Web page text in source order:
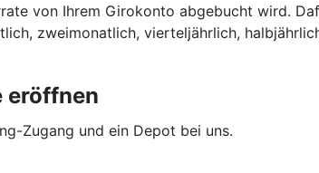
von Ihrem Girokonto abgebucht wird.
zweimonatlich, vierteljährlich,
eröffnen
Zugang und ein Depot bei uns.